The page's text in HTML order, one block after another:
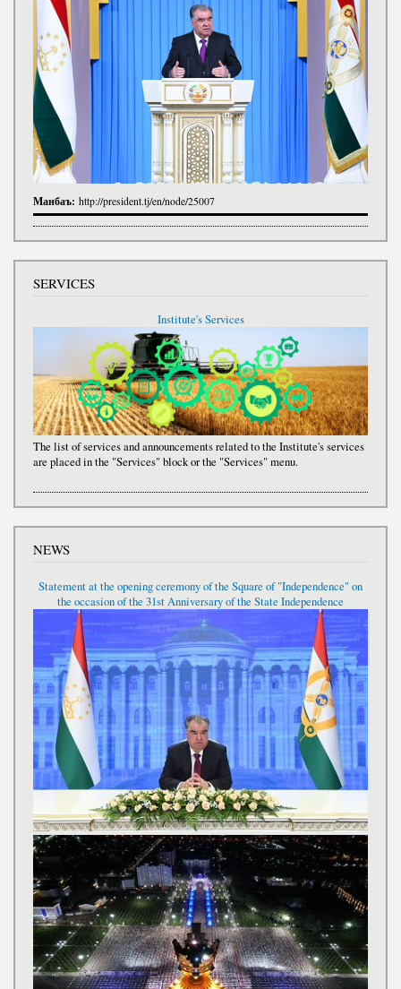
Манбаъ: http://president.tj/en/node/25007
SERVICES
Institute's Services
The list of services and announcements related to the Institute's services
are placed in the "Services" block or the "Services" menu.
NEWS
Statement at the opening ceremony of the Square of "Independence" on
the occasion of the 31st Anniversary of the State Independence